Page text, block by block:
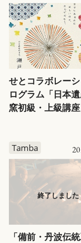
せとコラボレー
ログラム「日本
窯初級・上級講座
Tamba
「備前・丹波伝